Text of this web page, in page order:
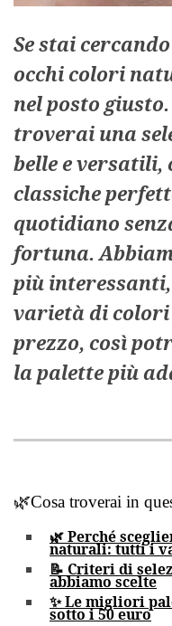
Se stai
occhi colori
nel posto
troverai una
belle e
classiche
quotidiano
fortuna.
più
varietà di
prezzo, così
la palette più
🌿Cosa troverai in
🌿 Perché
naturali: tutti i
📝 Criteri di
abbiamo scelte
✨ Le migliori
sotto i 50 euro